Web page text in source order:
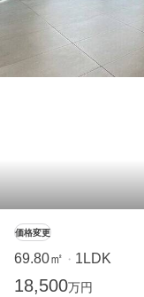
価格変更
69.80㎡ ・ 1LDK
18,500万円